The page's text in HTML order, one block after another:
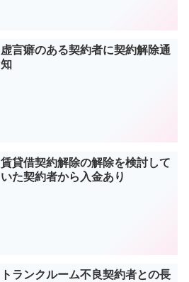
虚言癖のある契約者に契約解除通
知
賃貸借契約解除の解除を検討して
いた契約者から入金あり
トランクルーム不良契約者との長